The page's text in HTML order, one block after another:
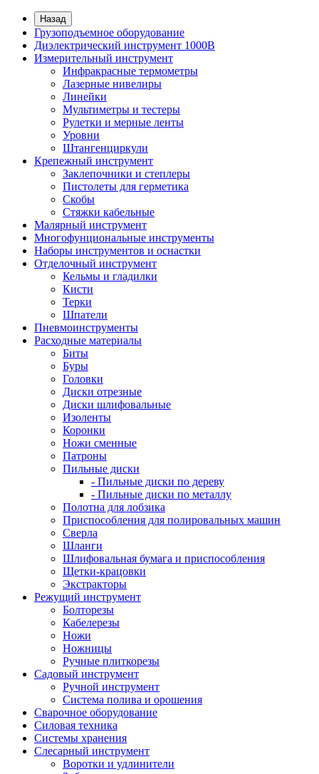
Назад
Грузоподъемное оборудование
Диэлектрический инструмент 1000В
Измерительный инструмент
Инфракрасные термометры
Лазерные нивелиры
Линейки
Мультиметры и тестеры
Рулетки и мерные ленты
Уровни
Штангенциркули
Крепежный инструмент
Заклепочники и степлеры
Пистолеты для герметика
Скобы
Стяжки кабельные
Малярный инструмент
Многофунциональные инструменты
Наборы инструментов и оснастки
Отделочный инструмент
Кельмы и гладилки
Кисти
Терки
Шпатели
Пневмоинструменты
Расходные материалы
Биты
Буры
Головки
Диски отрезные
Диски шлифовальные
Изоленты
Коронки
Ножи сменные
Патроны
Пильные диски
- Пильные диски по дереву
- Пильные диски по металлу
Полотна для лобзика
Приспособления для полировальных машин
Сверла
Шланги
Шлифовальная бумага и приспособления
Щетки-крацовки
Экстракторы
Режущий инструмент
Болторезы
Кабелерезы
Ножи
Ножницы
Ручные плиткорезы
Садовый инструмент
Ручной инструмент
Система полива и орошения
Сварочное оборудование
Силовая техника
Системы хранения
Слесарный инструмент
Воротки и удлинители